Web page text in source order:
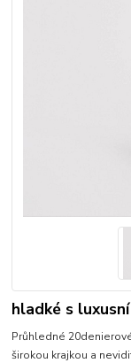
hladké s
Průhledné
širokou krajkou a